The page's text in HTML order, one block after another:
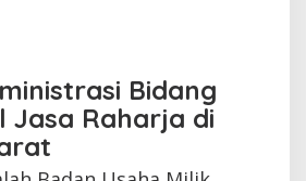
Bidang
Jasa Raharja di